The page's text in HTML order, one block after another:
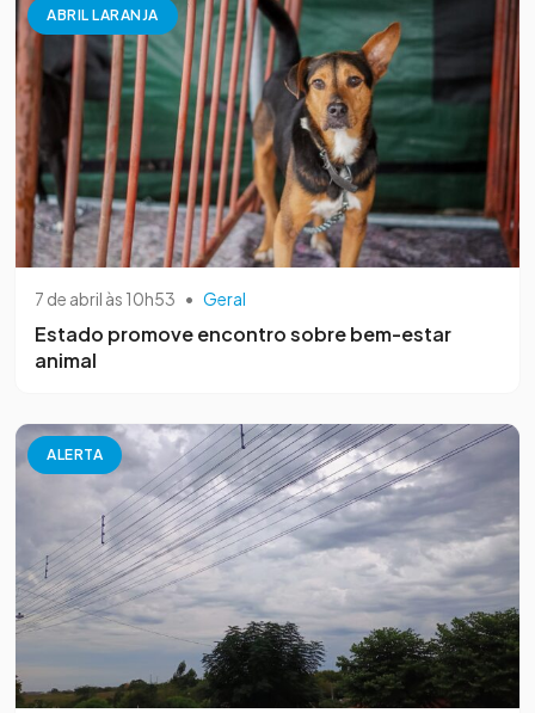
ABRIL LARANJA
7 de abril às 10h53 • Geral
Estado promove encontro sobre bem-estar
animal
ALERTA